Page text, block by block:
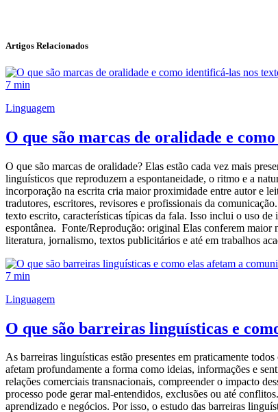
Artigos Relacionados
7 min
Linguagem
O que são marcas de oralidade e
O que são marcas de oralidade? Elas estão cada vez mais
linguísticos que reproduzem a espontaneidade, o ritmo e a
incorporação na escrita cria maior proximidade entre autor e
tradutores, escritores, revisores e profissionais da
texto escrito, características típicas da fala. Isso inclui o uso
espontânea. Fonte/Reprodução: original Elas conferem maior
literatura, jornalismo, textos publicitários e até em trabalhos
7 min
Linguagem
O que são barreiras linguísticas e
As barreiras linguísticas estão presentes em praticamente
afetam profundamente a forma como ideias, informações e
relações comerciais transnacionais, compreender o impacto
processo pode gerar mal-entendidos, exclusões ou até
aprendizado e negócios. Por isso, o estudo das barreiras